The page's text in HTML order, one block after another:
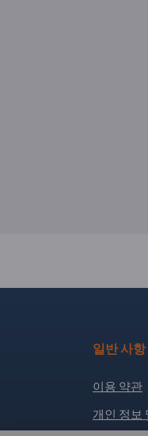
일반 사항
이용 약관
개인 정보